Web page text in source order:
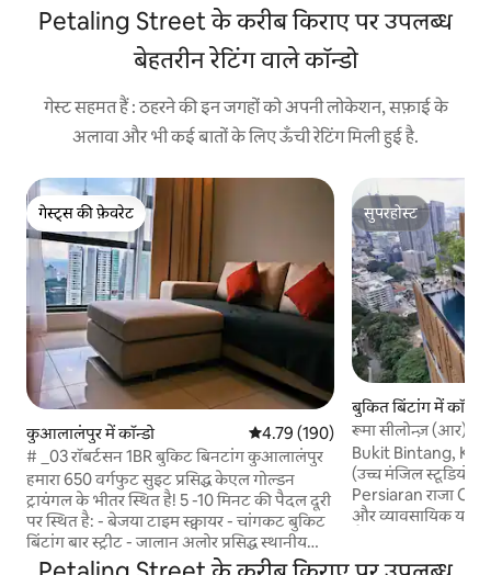
Petaling Street के करीब किराए पर उपलब्ध
बेहतरीन रेटिंग वाले कॉन्डो
गेस्ट सहमत हैं : ठहरने की इन जगहों को अपनी लोकेशन, सफ़ाई के
अलावा और भी कई बातों के लिए ऊँची रेटिंग मिली हुई है.
गेस्ट्स की फ़ेवरेट
गेस्ट्स की फ़ेवरेट
कुआलालंपुर में कॉन्डो औसत रेटिंग 5 में से 4.79, 190 समीक्षाएँ
4.79 (190)
# _03 रॉबर्टसन 1BR बुकिट बिनटांग कुआलालंपुर
हमारा 650 वर्गफुट सुइट प्रसिद्ध केएल गोल्डन
ट्रायंगल के भीतर स्थित है! 5 -10 मिनट की पैदल दूरी
पर स्थित है: - बेजया टाइम स्क्वायर - चांगकट बुकिट
बिंटांग बार स्ट्रीट - जालान अलोर प्रसिद्ध स्थानीय
भोजन - चीन टाउन - पवेलियन - मोनोरेल और
सुपरहोस्ट
सुपरहोस्ट
बुकित बिंटांग में कॉन्डो
रूमा सीलोन्ज़ (आर) -
Bukit Bintang,
(उच्च मंजिल स्टूडियो
Persiaran राजा Chulan
और व्यावसायिक